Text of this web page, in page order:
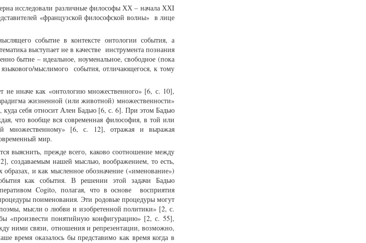
исследовали различные философы ХХ – начала ХХI
«французской философской волны» в лице
событие в контексте онтологии события, а
выступает не в качестве инструмента познания
бытие – идеальное, ноуменальное, свободное (пока
мыслимого события, отличающегося, к тому
иначе как «онтологию множественного» [6, с. 10],
жизненной (или животной) множественности»
себя относит Ален Бадью [6, с. 6]. При этом Бадью
что вообще вся современная философия, в той или
множественному» [6, с. 12], отражая и выражая
мир.
выяснить, прежде всего, каково соотношение между
создаваемым нашей мыслью, воображением, то есть,
и как мысленное обозначение («именование»)
как события. В решении этой задачи Бадью
Cogito, полагая, что в основе восприятия
поименования. Эти родовые процедуры могут
мысли о любви и изобретенной политики» [2, с.
«произвести понятийную конфигурацию» [2, с. 55],
ними связи, отношения и репрезентации, возможно,
время оказалось бы представимо как время когда в